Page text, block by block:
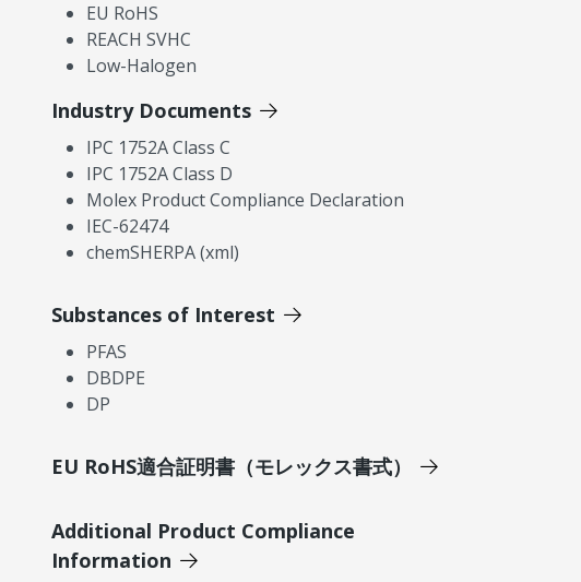
EU RoHS
REACH SVHC
Low-Halogen
Industry Documents
IPC 1752A Class C
IPC 1752A Class D
Molex Product Compliance Declaration
IEC-62474
chemSHERPA (xml)
Substances of Interest
PFAS
DBDPE
DP
EU RoHS適合証明書（モレックス書式）
Additional Product Compliance
Information